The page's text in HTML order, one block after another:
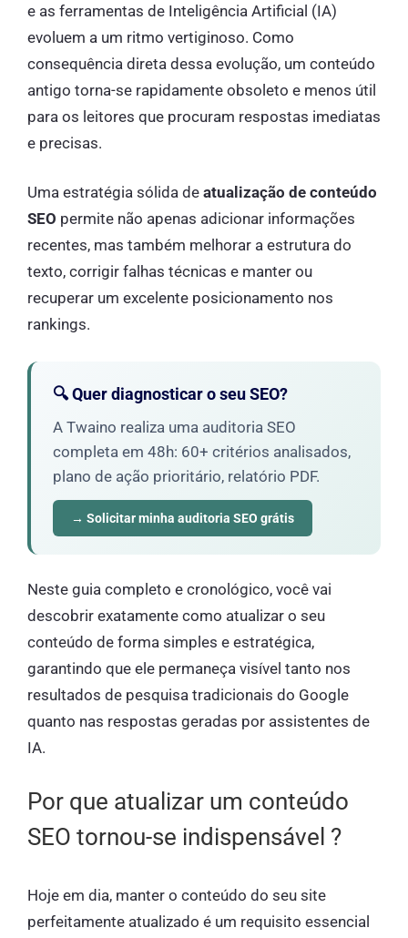
e as ferramentas de Inteligência Artificial (IA)
evoluem a um ritmo vertiginoso. Como
consequência direta dessa evolução, um conteúdo
antigo torna-se rapidamente obsoleto e menos útil
para os leitores que procuram respostas imediatas
e precisas.
Uma estratégia sólida de atualização de conteúdo
SEO permite não apenas adicionar informações
recentes, mas também melhorar a estrutura do
texto, corrigir falhas técnicas e manter ou
recuperar um excelente posicionamento nos
rankings.
🔍 Quer diagnosticar o seu SEO?
A Twaino realiza uma auditoria SEO
completa em 48h: 60+ critérios analisados,
plano de ação prioritário, relatório PDF.
→ Solicitar minha auditoria SEO grátis
Neste guia completo e cronológico, você vai
descobrir exatamente como atualizar o seu
conteúdo de forma simples e estratégica,
garantindo que ele permaneça visível tanto nos
resultados de pesquisa tradicionais do Google
quanto nas respostas geradas por assistentes de
IA.
Por que atualizar um conteúdo
SEO tornou-se indispensável ?
Hoje em dia, manter o conteúdo do seu site
perfeitamente atualizado é um requisito essencial